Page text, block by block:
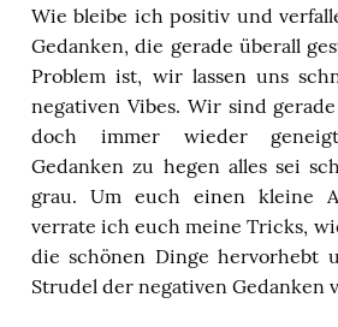
Wie bleibe ich positiv und
Gedanken, die gerade überall
Problem ist, wir lassen uns
negativen Vibes. Wir sind
doch immer wieder
Gedanken zu hegen alles sei
grau. Um euch einen kleine
verrate ich euch meine Tricks,
die schönen Dinge hervorhebt
Strudel der negativen Gedanken